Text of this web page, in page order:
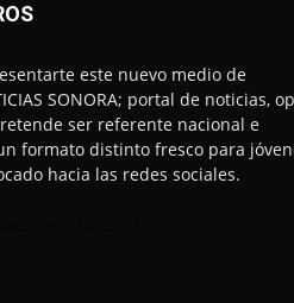
este nuevo medio de
SONORA; portal de noticias,
ser referente nacional e
formato distinto fresco para
hacia las redes sociales.